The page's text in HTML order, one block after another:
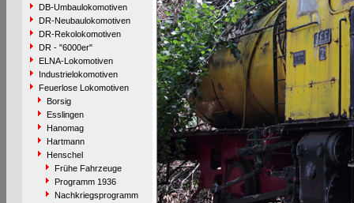
DB-Umbaulokomotiven
DR-Neubaulokomotiven
DR-Rekolokomotiven
DR - "6000er"
ELNA-Lokomotiven
Industrielokomotiven
Feuerlose Lokomotiven
Borsig
Esslingen
Hanomag
Hartmann
Henschel
Frühe Fahrzeuge
Programm 1936
Nachkriegsprogramm